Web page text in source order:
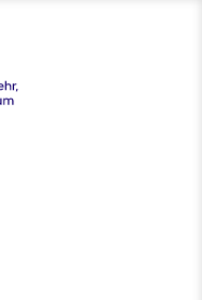
Wirtschaft, Energie,